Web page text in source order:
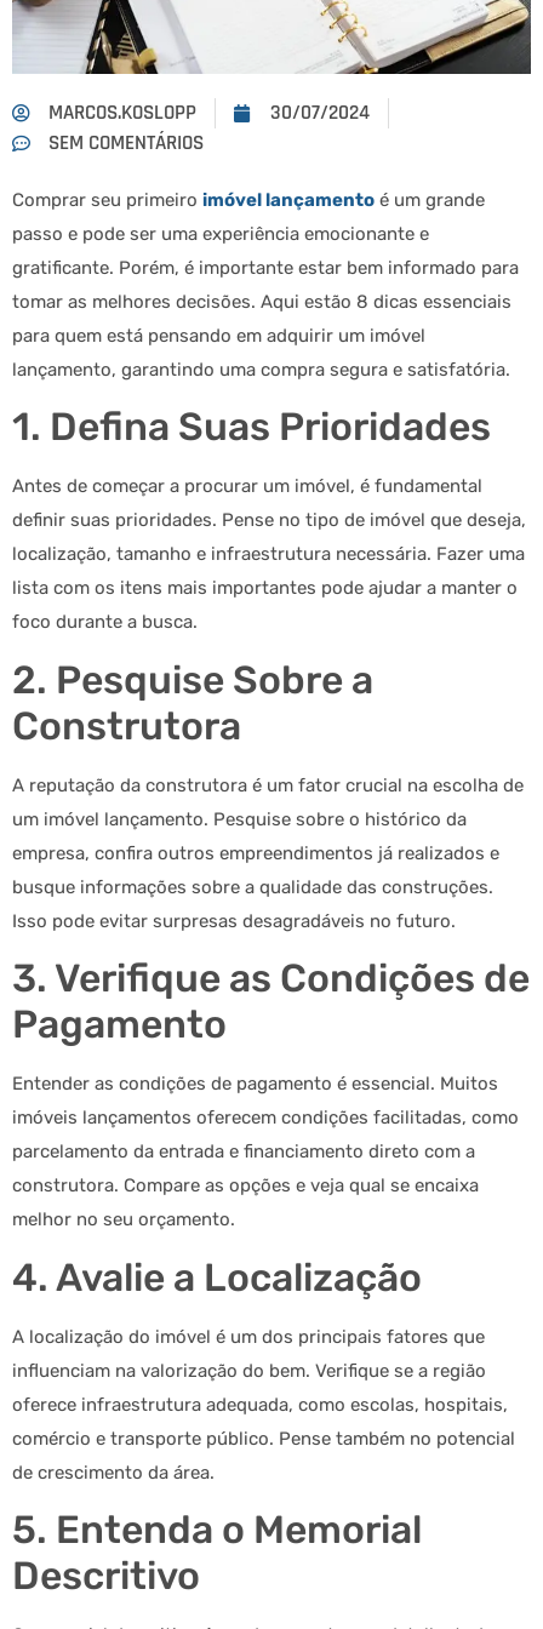
MARCOS.KOSLOPP
30/07/2024
SEM COMENTÁRIOS
Comprar seu primeiro imóvel lançamento é um grande
passo e pode ser uma experiência emocionante e
gratificante. Porém, é importante estar bem informado para
tomar as melhores decisões. Aqui estão 8 dicas essenciais
para quem está pensando em adquirir um imóvel
lançamento, garantindo uma compra segura e satisfatória.
1. Defina Suas Prioridades
Antes de começar a procurar um imóvel, é fundamental
definir suas prioridades. Pense no tipo de imóvel que deseja,
localização, tamanho e infraestrutura necessária. Fazer uma
lista com os itens mais importantes pode ajudar a manter o
foco durante a busca.
2. Pesquise Sobre a
Construtora
A reputação da construtora é um fator crucial na escolha de
um imóvel lançamento. Pesquise sobre o histórico da
empresa, confira outros empreendimentos já realizados e
busque informações sobre a qualidade das construções.
Isso pode evitar surpresas desagradáveis no futuro.
3. Verifique as Condições de
Pagamento
Entender as condições de pagamento é essencial. Muitos
imóveis lançamentos oferecem condições facilitadas, como
parcelamento da entrada e financiamento direto com a
construtora. Compare as opções e veja qual se encaixa
melhor no seu orçamento.
4. Avalie a Localização
A localização do imóvel é um dos principais fatores que
influenciam na valorização do bem. Verifique se a região
oferece infraestrutura adequada, como escolas, hospitais,
comércio e transporte público. Pense também no potencial
de crescimento da área.
5. Entenda o Memorial
Descritivo